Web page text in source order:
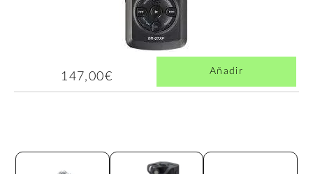
147,00€ Añadir